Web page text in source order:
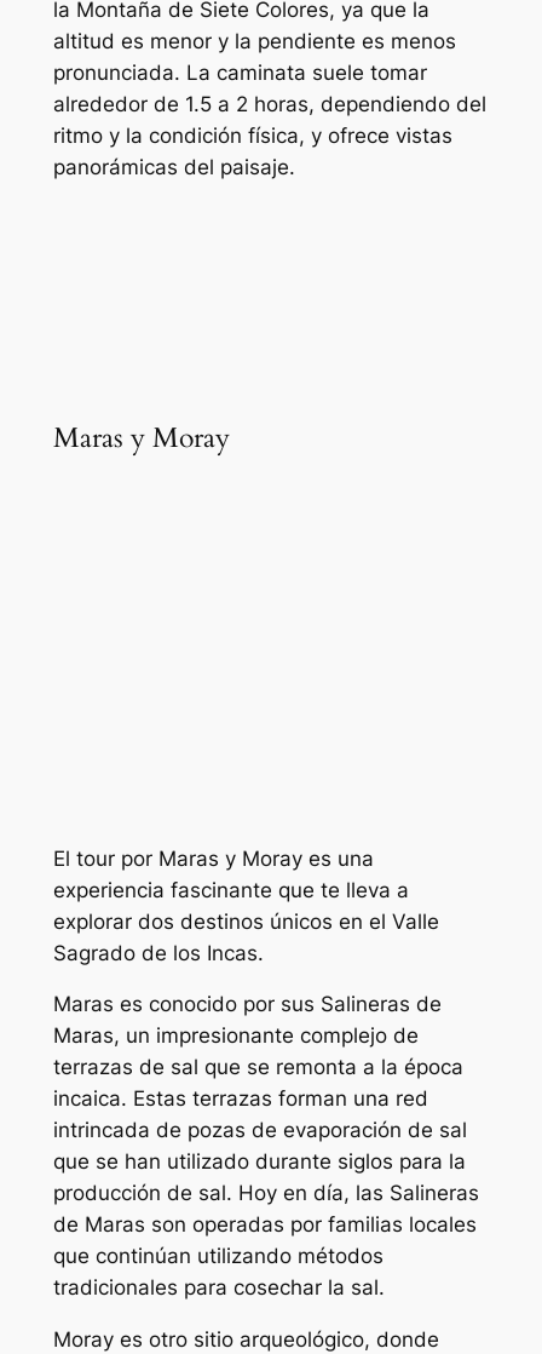
la Montaña de Siete Colores, ya que la
altitud es menor y la pendiente es menos
pronunciada. La caminata suele tomar
alrededor de 1.5 a 2 horas, dependiendo del
ritmo y la condición física, y ofrece vistas
panorámicas del paisaje.
Maras y Moray
El tour por Maras y Moray es una
experiencia fascinante que te lleva a
explorar dos destinos únicos en el Valle
Sagrado de los Incas.
Maras es conocido por sus Salineras de
Maras, un impresionante complejo de
terrazas de sal que se remonta a la época
incaica. Estas terrazas forman una red
intrincada de pozas de evaporación de sal
que se han utilizado durante siglos para la
producción de sal. Hoy en día, las Salineras
de Maras son operadas por familias locales
que continúan utilizando métodos
tradicionales para cosechar la sal.
Moray es otro sitio arqueológico, donde